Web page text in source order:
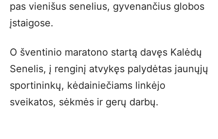
pas vienišus senelius, gyvenančius globos
įstaigose.
O šventinio maratono startą davęs Kalėdų
Senelis, į renginį atvykęs palydėtas jaunųjų
sportininkų, kėdainiečiams linkėjo
sveikatos, sėkmės ir gerų darbų.